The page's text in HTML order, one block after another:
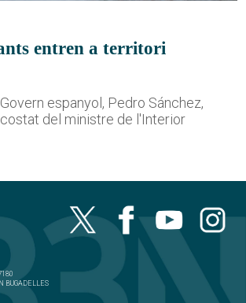
entren a territori
espanyol, Pedro Sánchez,
del ministre de l'Interior
BUGADELLES